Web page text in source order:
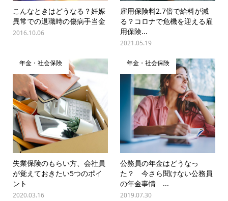
こんなときはどうなる？妊娠
異常での退職時の傷病手当金
2016.10.06
雇用保険料2.7倍で給料が減
る？コロナで危機を迎える雇
用保険...
2021.05.19
年金・社会保険
失業保険のもらい方、会社員
が覚えておきたい5つのポイ
ント
2020.03.16
年金・社会保険
公務員の年金はどうなっ
た？ 今さら聞けない公務員
の年金事情 ...
2019.07.30